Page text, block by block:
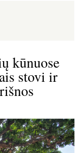
kūnuose
stovi ir